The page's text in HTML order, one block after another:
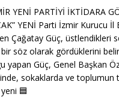
YENİ PARTİYİ İKTİDARA
YENİ Parti İzmir Kurucu İl
Çağatay Güç, üstlendikleri
söz olarak gördüklerini
yapan Güç, Genel Başkan
sokaklarda ve toplumun
🟦